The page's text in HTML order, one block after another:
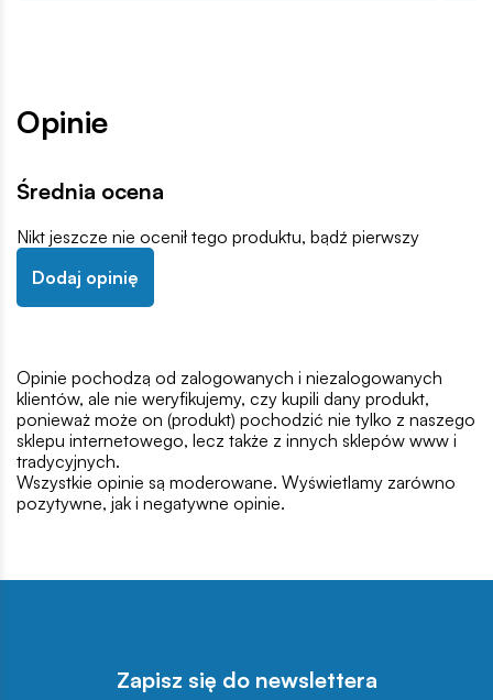
Opinie
Średnia ocena
Nikt jeszcze nie ocenił tego produktu, bądź pierwszy
Dodaj opinię
Opinie pochodzą od zalogowanych i niezalogowanych
klientów, ale nie weryfikujemy, czy kupili dany produkt,
ponieważ może on (produkt) pochodzić nie tylko z naszego
sklepu internetowego, lecz także z innych sklepów www i
tradycyjnych.
Wszystkie opinie są moderowane. Wyświetlamy zarówno
pozytywne, jak i negatywne opinie.
Zapisz się do newslettera